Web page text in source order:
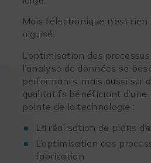
Mais l’électronique n’est
aiguisé.
L’optimisation des
l’analyse de données se
performants, mais aussi sur
qualitatifs bénéficiant d’une
pointe de la technologie :
La réalisation de plans
L’optimisation des
fabrication